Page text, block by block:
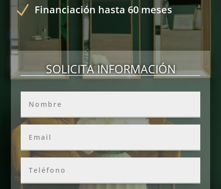
N Financiación hasta 60 meses
SOLICITA INFORMACIÓN